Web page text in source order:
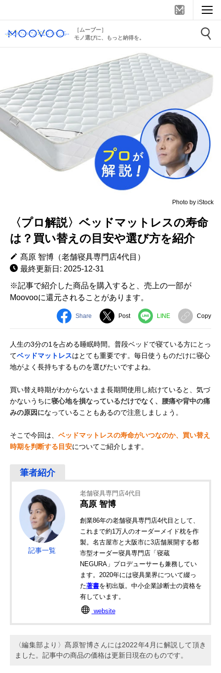
［ムーブー］
モノ選びに、もっと納得を。
Photo by iStock
〈プロ解説〉ベッドマットレスの寿命
は？買い替えの目安や選び方を紹介
髙原 智博（老舗寝具専門店4代目）
最終更新日: 2025-12-31
※記事で紹介した商品を購入すると、売上の一部が
Moovooに還元されることがあります。
Share Post LINE Copy
人生の3分の1を占める睡眠時間。普段ベッドで寝ている方にとっ
てベッドマットレスはとても重要です。毎日使うものだけに寝心
地がよく長持ちするものを選びたいですよね。
買い替え時期がわからないまま長期間使用し続けていると、気づ
かないうちに寝心地を損なっているだけでなく、腰痛や背中の痛
みの原因になっていることもあるので注意しましょう。
そこで今回は、 ベッドマットレスの寿命がいつなのか、買い替え
時期を判断する目安についてご紹介します。
記事一覧
老舗寝具専門店4代目
髙原 智博
創業86年の老舗寝具専門店4代目として、
これまで約1万人のオーダーメイド枕を作
製。名古屋市と大阪市に3店舗展開する都
市型オーダー寝具専門店「寝蔵
NEGURA」プロデューサーも兼務してい
ます。2020年には寝具業界について綴っ
た著書を初出版。中小企業診断士の資格を
有しています。
website
〈編集部より〉髙原智博さんには2022年4月に解説して頂き
ました。記事中の商品の価格は更新日現在のものです。